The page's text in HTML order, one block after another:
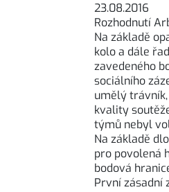
23.08.2016
Rozhodnutí
Na základě
kolo a dále
zavedeného
sociálního
umělý
kvality
týmů nebyl
Na základě
pro povolená
bodová
První zásadní